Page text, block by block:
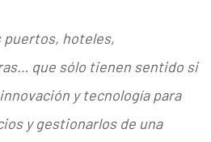
puertos, hoteles,
que sólo tienen sentido si
y tecnología para
y gestionarlos de una